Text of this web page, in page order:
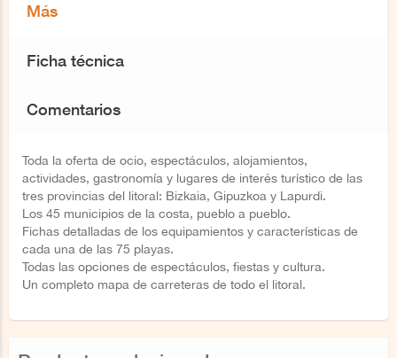
Más
Ficha técnica
Comentarios
Toda la oferta de ocio, espectáculos, alojamientos,
actividades, gastronomía y lugares de interés turístico de las
tres provincias del litoral: Bizkaia, Gipuzkoa y Lapurdi.
Los 45 municipios de la costa, pueblo a pueblo.
Fichas detalladas de los equipamientos y características de
cada una de las 75 playas.
Todas las opciones de espectáculos, fiestas y cultura.
Un completo mapa de carreteras de todo el litoral.